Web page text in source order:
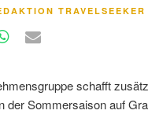
TRAVELSEEKER
schafft
der Sommersaison auf